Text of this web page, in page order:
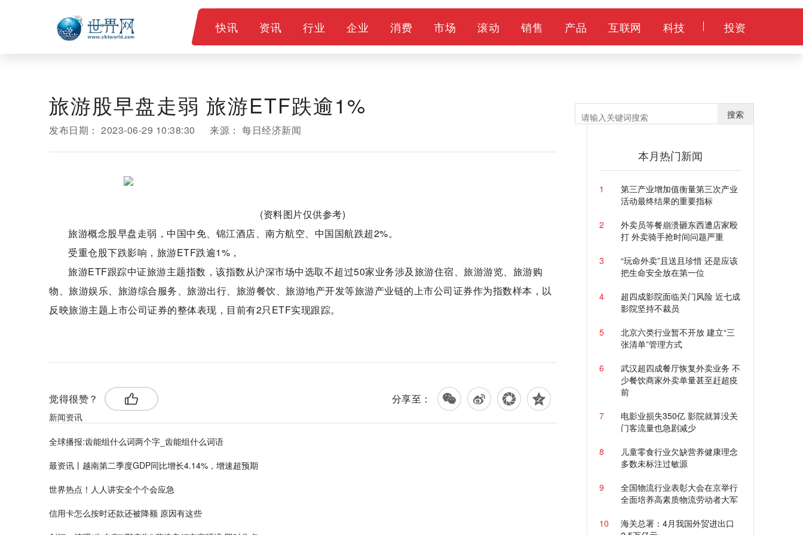
快讯 资讯 行业 企业 消费 市场 滚动 销售 产品 互联网 科技 投资
旅游股早盘走弱 旅游ETF跌逾1%
发布日期： 2023-06-29 10:38:30 来源： 每日经济新闻
(资料图片仅供参考)
旅游概念股早盘走弱，中国中免、锦江酒店、南方航空、中国国航跌超2%。
受重仓股下跌影响，旅游ETF跌逾1%，
旅游ETF跟踪中证旅游主题指数，该指数从沪深市场中选取不超过50家业务涉及旅游住宿、旅游游览、旅游购
物、旅游娱乐、旅游综合服务、旅游出行、旅游餐饮、旅游地产开发等旅游产业链的上市公司证券作为指数样本，以
反映旅游主题上市公司证券的整体表现，目前有2只ETF实现跟踪。
觉得很赞？ 分享至：
新闻资讯
全球播报:齿能组什么词两个字_齿能组什么词语
最资讯丨越南第二季度GDP同比增长4.14%，增速超预期
世界热点！人人讲安全个个会应急
信用卡怎么按时还款还被降额 原因有这些
搜索
本月热门新闻
1
第三产业增加值衡量第三次产业
活动最终结果的重要指标
2
外卖员等餐崩溃砸东西遭店家殴
打 外卖骑手抢时间问题严重
3
“玩命外卖”且送且珍惜 还是应该
把生命安全放在第一位
4
超四成影院面临关门风险 近七成
影院坚持不裁员
5
北京六类行业暂不开放 建立“三
张清单”管理方式
6
武汉超四成餐厅恢复外卖业务 不
少餐饮商家外卖单量甚至赶超疫
前
7
电影业损失350亿 影院就算没关
门客流量也急剧减少
8
儿童零食行业欠缺营养健康理念
多数未标注过敏源
9
全国物流行业表彰大会在京举行
全面培养高素质物流劳动者大军
10
海关总署：4月我国外贸进出口